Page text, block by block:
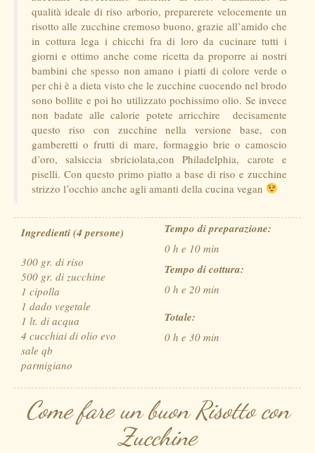
qualità ideale di riso arborio, preparerete velocemente un
risotto alle zucchine cremoso buono, grazie all’amido che
in cottura lega i chicchi fra di loro da cucinare tutti i
giorni e ottimo anche come ricetta da proporre ai nostri
bambini che spesso non amano i piatti di colore verde o
per chi è a dieta visto che le zucchine cuocendo nel brodo
sono bollite e poi ho utilizzato pochissimo olio. Se invece
non badate alle calorie potete arricchire decisamente
questo riso con zucchine nella versione base, con
gamberetti o frutti di mare, formaggio brie o camoscio
d’oro, salsiccia sbriciolata,con Philadelphia, carote e
piselli. Con questo primo piatto a base di riso e zucchine
strizzo l’occhio anche agli amanti della cucina vegan
Tempo di preparazione:
0 h e 10 min
Tempo di cottura:
0 h e 20 min
Totale:
0 h e 30 min
Ingredienti (4 persone)
300 gr. di riso
500 gr. di zucchine
1 cipolla
1 dado vegetale
1 lt. di acqua
4 cucchiai di olio evo
sale qb
parmigiano
Come fare un buon Risotto con
Zucchine